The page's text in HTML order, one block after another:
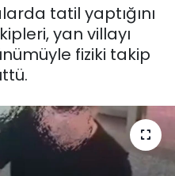
tatil yaptığını
yan villayı
fiziki takip